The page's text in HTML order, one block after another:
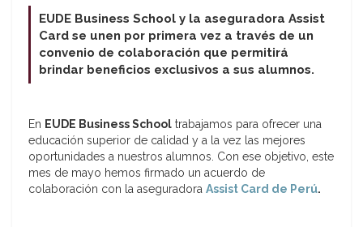
EUDE Business School y la aseguradora Assist
Card se unen por primera vez a través de un
convenio de colaboración que permitirá
brindar beneficios exclusivos a sus alumnos.
En EUDE Business School trabajamos para ofrecer una
educación superior de calidad y a la vez las mejores
oportunidades a nuestros alumnos. Con ese objetivo, este
mes de mayo hemos firmado un acuerdo de
colaboración con la aseguradora Assist Card de Perú.